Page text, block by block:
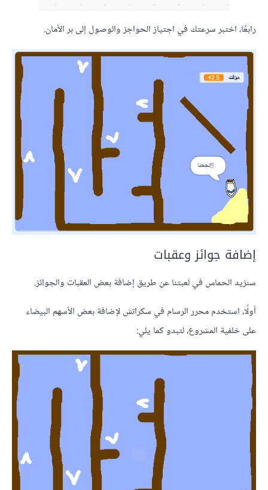
اختبر سرعتك في اجتياز الحواجز والوصول إلى بر الأمان.
جوائز وعقبات
في لعبتنا عن طريق إضافة بعض العقبات والجوائز.
محرر الرسام في سكراتش لإضافة بعض الأسهم البيضاء
المشروع، لتبدو كما يلي: